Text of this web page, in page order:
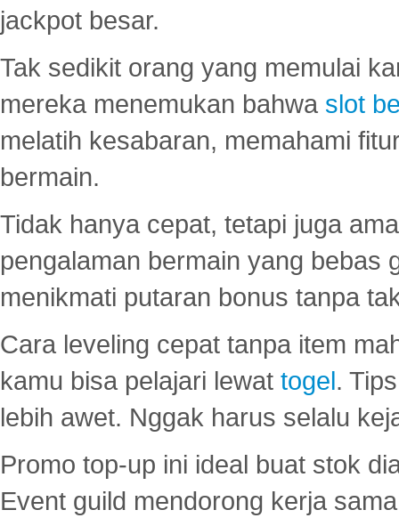
jackpot besar.
Tak sedikit orang yang memulai
mereka menemukan bahwa slot
melatih kesabaran, memahami
bermain.
Tidak hanya cepat, tetapi juga
pengalaman bermain yang bebas
menikmati putaran bonus tanpa
Cara leveling cepat tanpa item
kamu bisa pelajari lewat togel.
lebih awet. Nggak harus selalu
Promo top-up ini ideal buat stok
Event guild mendorong kerja